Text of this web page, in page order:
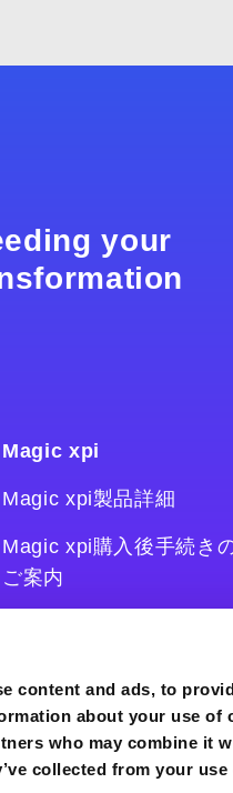
content and ads, to
about your use of
who may combine it
collected from your
your
Magic xpi
Magic xpi製品詳細
Magic xpi購入後手続き
ご案内